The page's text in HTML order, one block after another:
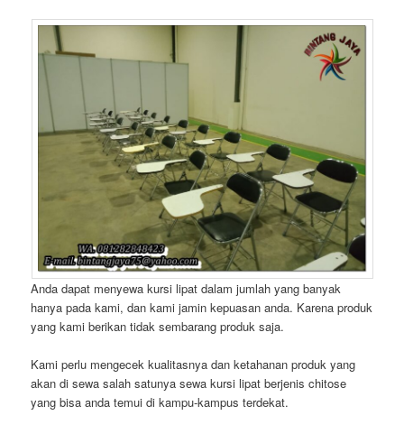
Anda dapat menyewa kursi lipat dalam jumlah yang banyak
hanya pada kami, dan kami jamin kepuasan anda. Karena produk
yang kami berikan tidak sembarang produk saja.
Kami perlu mengecek kualitasnya dan ketahanan produk yang
akan di sewa salah satunya sewa kursi lipat berjenis chitose
yang bisa anda temui di kampu-kampus terdekat.